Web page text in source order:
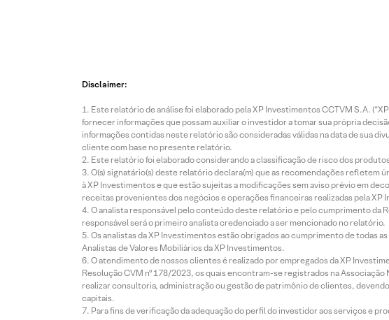
Disclaimer:
Este relatório de análise foi elaborado pela XP Investimentos CCTVM S.A.
fornecer informações que possam auxiliar o investidor a tomar sua própria
informações contidas neste relatório são consideradas válidas na data de sua
cliente com base no presente relatório.
Este relatório foi elaborado considerando a classificação de risco dos
O(s) signatário(s) deste relatório declara(m) que as recomendações refletem
à XP Investimentos e que estão sujeitas a modificações sem aviso prévio em
receitas provenientes dos negócios e operações financeiras realizadas pela XP
O analista responsável pelo conteúdo deste relatório e pelo cumprimento da
responsável será o primeiro analista credenciado a ser mencionado no relatório.
Os analistas da XP Investimentos estão obrigados ao cumprimento de todas
Analistas de Valores Mobiliários da XP Investimentos.
O atendimento de nossos clientes é realizado por empregados da XP
Resolução CVM nº 178/2023, os quais encontram-se registrados na
realizar consultoria, administração ou gestão de patrimônio de clientes,
capitais.
Para fins de verificação da adequação do perfil do investidor aos serviços e